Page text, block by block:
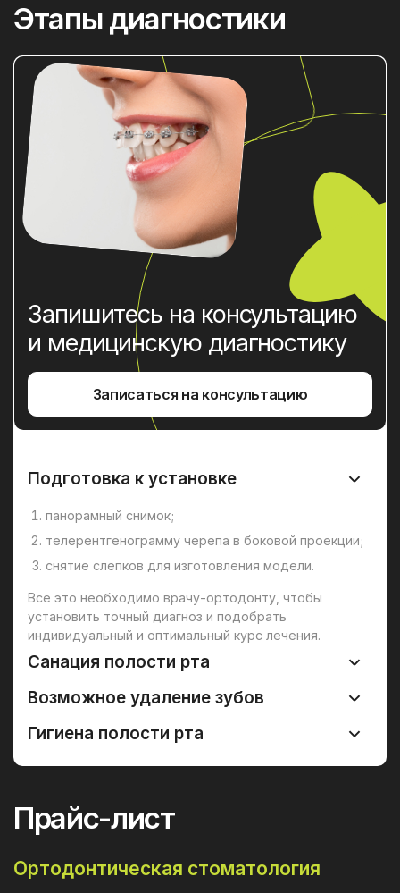
Этапы диагностики
Запишитесь на консультацию
и медицинскую диагностику
Записаться на консультацию
Подготовка к установке
панорамный снимок;
телерентгенограмму черепа в боковой проекции;
снятие слепков для изготовления модели.
Все это необходимо врачу-ортодонту, чтобы
установить точный диагноз и подобрать
индивидуальный и оптимальный курс лечения.
Санация полости рта
Возможное удаление зубов
Гигиена полости рта
Прайс-лист
Ортодонтическая стоматология